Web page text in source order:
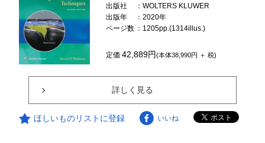
出版社
：WOLTERS KLUWER
出版年
：2020年
ページ数 ：1205pp.(1314illus.)
定価42,889円(本体38,990円 ＋ 税)
詳しく見る
ほしいものリストに登録 いいね